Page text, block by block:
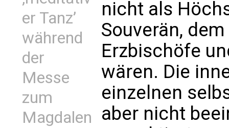
er Tanz’
während
der
Messe
zum
Magdalen
nicht als
Souverän,
Erzbischöfe
wären. Die
einzelnen
aber nicht